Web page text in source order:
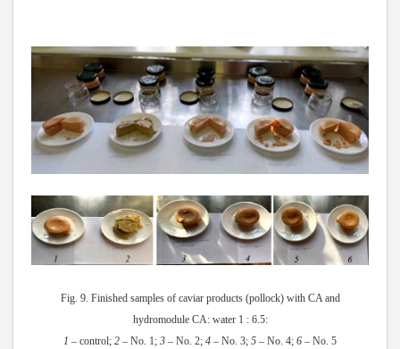
Fig. 9. Finished samples of caviar products (pollock) with CA and
hydromodule CA: water 1 : 6.5:
1 – control; 2 – No. 1; 3 – No. 2; 4 – No. 3; 5 – No. 4; 6 – No. 5